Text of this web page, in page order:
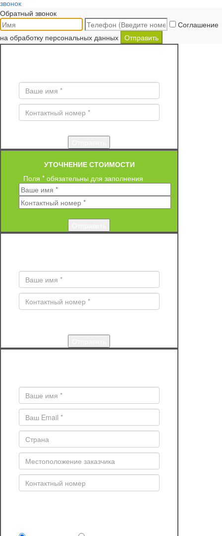
звонок
Обратный звонок
Соглашение
на обработку персональных данных Отправить
УТОЧНЕНИЕ СТОИМОСТИ
Поля * обязательны для заполнения